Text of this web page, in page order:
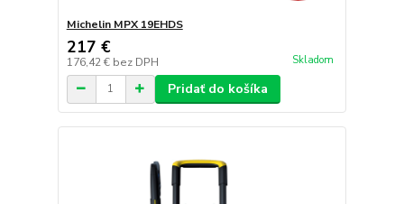
Michelin MPX 19EHDS
217 €
176,42 € bez DPH Skladom
Pridať do košíka